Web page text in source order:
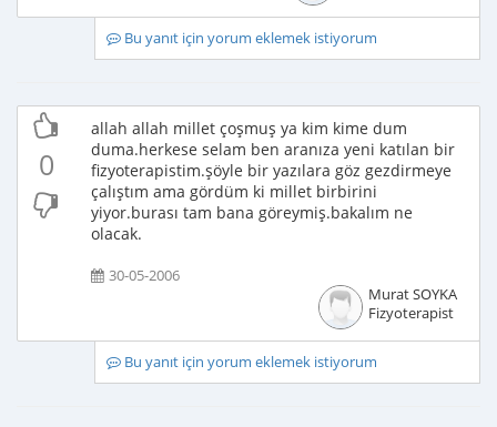
Bu yanıt için yorum eklemek istiyorum
0
allah allah millet çoşmuş ya kim kime dum
duma.herkese selam ben aranıza yeni katılan bir
fizyoterapistim.şöyle bir yazılara göz gezdirmeye
çalıştım ama gördüm ki millet birbirini
yiyor.burası tam bana göreymiş.bakalım ne
olacak.
30-05-2006
Murat SOYKA
Fizyoterapist
Bu yanıt için yorum eklemek istiyorum